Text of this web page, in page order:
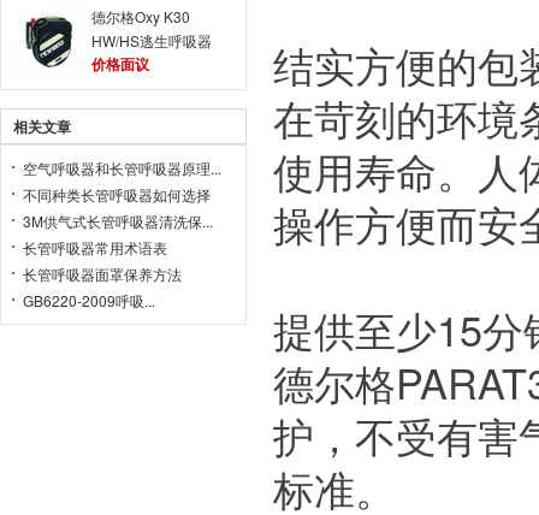
德尔格Oxy K30
HW/HS逃生呼吸器
价格面议
相关文章
空气呼吸器和长管呼吸器原理...
不同种类长管呼吸器如何选择
3M供气式长管呼吸器清洗保...
长管呼吸器常用术语表
长管呼吸器面罩保养方法
GB6220-2009呼吸...
结实方便的包
在苛刻的环境
使用寿命。人
操作方便而安
提供至少15分
德尔格
护，不受有害
标准。